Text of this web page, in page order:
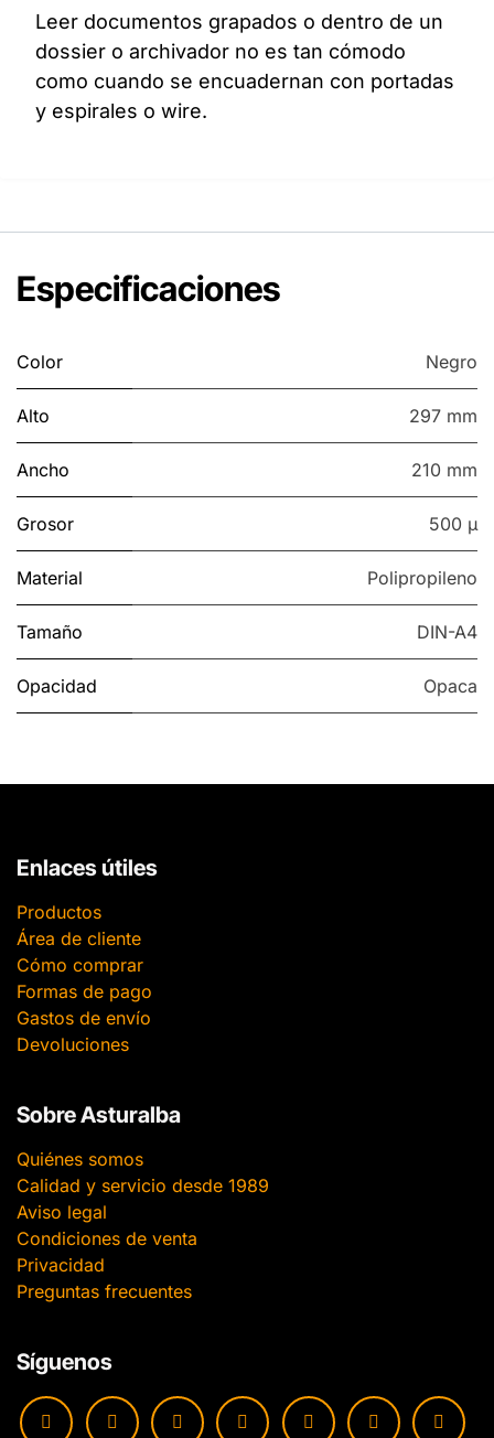
Leer documentos grapados o dentro de un
dossier o archivador no es tan cómodo
como cuando se encuadernan con portadas
y espirales o wire.
Especificaciones
Color Negro
Alto 297 mm
Ancho 210 mm
Grosor 500 µ
Material Polipropileno
Tamaño DIN-A4
Opacidad Opaca
Enlaces útiles
Productos
Área de cliente
Cómo comprar
Formas de pago
Gastos de envío
Devoluciones
Sobre Asturalba
Quiénes somos
Calidad y servicio desde 1989
Aviso legal
Condiciones de venta
Privacidad
Preguntas frecuentes
Síguenos